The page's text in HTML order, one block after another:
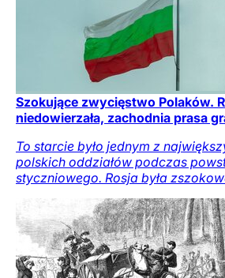
Szokujące zwycięstwo Polaków.
niedowierzała, zachodnia prasa
To starcie było jednym z
polskich oddziałów podczas
styczniowego. Rosja była